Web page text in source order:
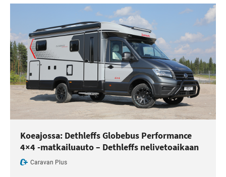
Koeajossa: Dethleffs Globebus Performance
4×4 -matkailuauto – Dethleffs nelivetoaikaan
Caravan Plus